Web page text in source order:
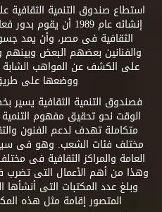
استطاع صندوق التنمية
إنشائه عام 1989 أن
الثقافية فى مصر، وأن يمد
والفنانين بعضهم البعض
على الكشف عن المواهب
ووضعها على طريق
فصندوق التنمية الثقافية
الوقت نحو تحقيق مفهوم
متكاملة تهدف لدعم الفنون
مختلف فئات الشعب. وهو فى
العامة والمراكز الثقافية فى
وهذا من أهم الأعمال التى تضرب
وبلغ عدد المكتبات التى
المتصور إقامة مثل هذه المكتبات